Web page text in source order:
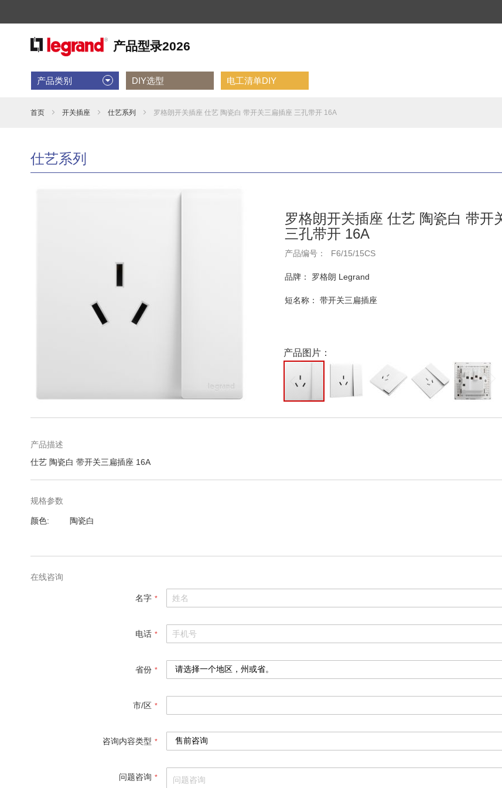
产品类别 DIY选型 电工清单DIY
首页 开关插座 仕艺系列 罗格朗开关插座 仕艺 陶瓷白 带开关三扁插座 三孔带开 16A
仕艺系列
罗格朗开关插座 仕艺 陶瓷白 带开
三孔带开 16A
产品编号： F6/15/15CS
品牌： 罗格朗 Legrand
短名称： 带开关三扁插座
转
图
库
的
头
产品描述
仕艺 陶瓷白 带开关三扁插座 16A
规格参数
规
颜色 陶瓷白
在线咨询
名字
电话
省份
市/区
咨询内容类型
问题咨询